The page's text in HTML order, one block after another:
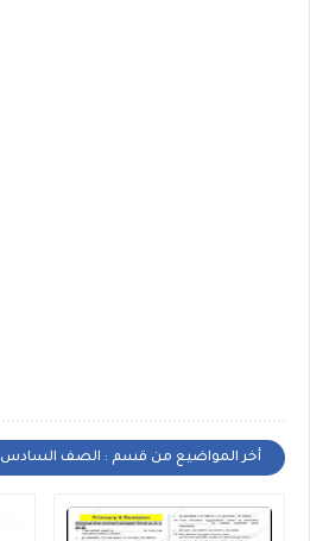
أخر المواضيع من قسم : الصف السادس